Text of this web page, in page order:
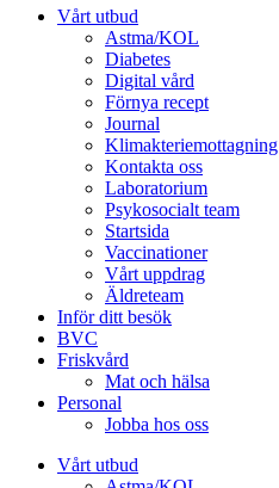
Vårt utbud
Astma/KOL
Diabetes
Digital vård
Förnya recept
Journal
Klimakteriemottagning
Kontakta oss
Laboratorium
Psykosocialt team
Startsida
Vaccinationer
Vårt uppdrag
Äldreteam
Inför ditt besök
BVC
Friskvård
Mat och hälsa
Personal
Jobba hos oss
Vårt utbud